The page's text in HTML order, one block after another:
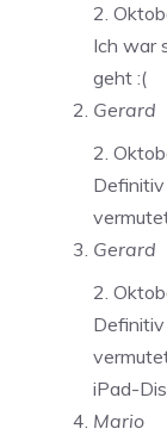
2.
Ich war
geht :(
Gerard
2.
Gerard
2.
iPad-
Mario